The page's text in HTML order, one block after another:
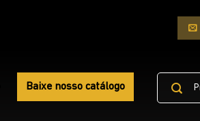
Baixe nosso catálogo
Pesquisar